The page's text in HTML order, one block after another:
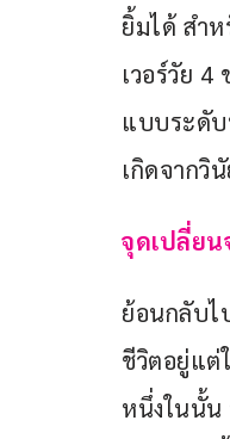
ยิ้มได้ สำ
เวอร์วัย
แบบระดับ
เกิดจากวิ
จุดเปลี่ย
ย้อนกลับไ
ชีวิตอยู่แต่
หนึ่งในนั้น